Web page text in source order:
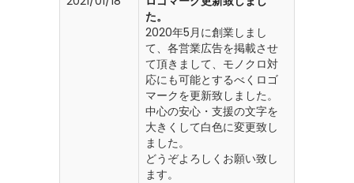
た。
2020年5月に創業しまし
て、各営業広告を掲載させ
て頂きまして、モノクロ対
応にも可能とするべくロゴ
マークを更新致しました。
中心の安心・支援の文字を
大きくして白色に変更致し
ました。
どうぞよろしくお願い致し
ます。